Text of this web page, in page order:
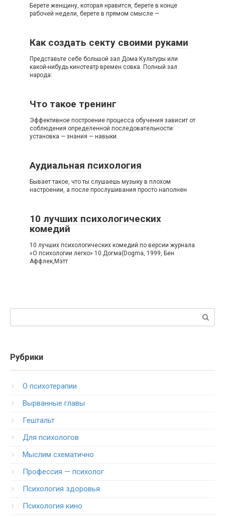
Берете женщину, которая нравится, берете в конце
рабочей недели, берете в прямом смысле —
Как создать секту своими руками
Представьте себе большой зал Дома Культуры или
какой-нибудь кинотеатр времен совка. Полный зал
народа:
Что такое тренинг
Эффективное построение процесса обучения зависит от
соблюдения определенной последовательности:
установка — знания — навыки.
Аудиальная психология
Бывает такое, что ты слушаешь музыку в плохом
настроении, а после прослушивания просто наполнен
10 лучших психологических
комедий
10 лучших психологических комедий по версии журнала
«О психологии легко» 10.Догма(Dogma, 1999, Бен
Аффлек,Мэтт
Рубрики
O психотерапии
Вырванные главы
Гештальт
Для психологов
Мыслим схематично
Профессия — психолог
Психология здоровья
Психология кино